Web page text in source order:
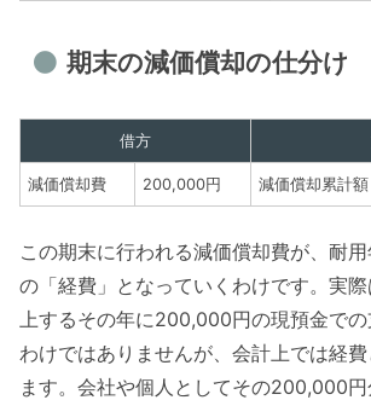
期末の減価償却の仕分け
借方
減価償却費 200,000円 減価償却累計額
この期末に行われる減価償却費が、耐
の「経費」となっていくわけです。実
上するその年に200,000円の現預金で
わけではありませんが、会計上では経
ます。会社や個人としてその200,000円